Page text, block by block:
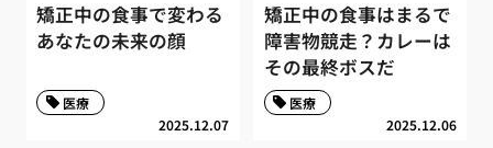
矯正中の食事で変わる
あなたの未来の顔
2025.12.07
医療
矯正中の食事はまるで
障害物競走？カレーは
その最終ボスだ
2025.12.06
医療